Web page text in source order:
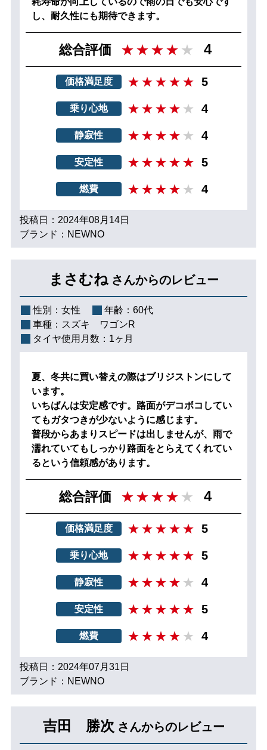
し、耐久性にも期待できます。
総合評価 4
価格満足度 5
乗り心地 4
静寂性 4
安定性 5
燃費 4
投稿日：2024年08月14日
ブランド：NEWNO
まさむね さんからのレビュー
性別： 女性 年齢： 60代
車種： スズキ ワゴンR
タイヤ使用月数： 1ヶ月
夏、冬共に買い替えの際はブリジストンにして
います。
いちばんは安定感です。路面がデコボコしてい
てもガタつきが少ないように感じます。
普段からあまりスピードは出しませんが、雨で
濡れていてもしっかり路面をとらえてくれてい
るという信頼感があります。
総合評価 4
価格満足度 5
乗り心地 5
静寂性 4
安定性 5
燃費 4
投稿日：2024年07月31日
ブランド：NEWNO
吉田 勝次 さんからのレビュー